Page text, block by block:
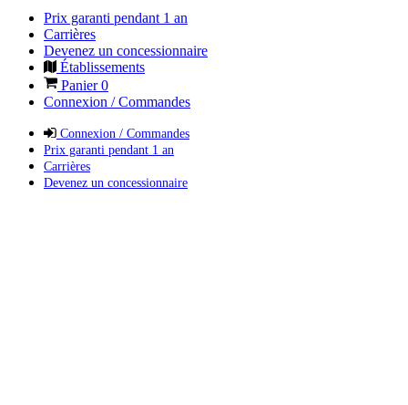
Prix garanti pendant 1 an
Carrières
Devenez un concessionnaire
Établissements
Panier0
Connexion / Commandes
Connexion / Commandes
Prix garanti pendant 1 an
Carrières
Devenez un concessionnaire